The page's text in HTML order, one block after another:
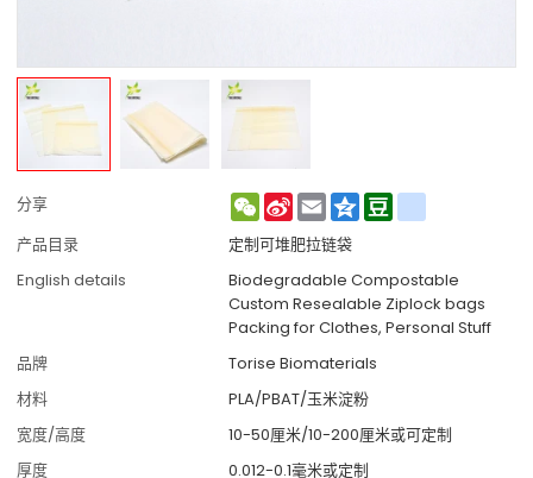
分享 WeChat
Sina
Weibo
EmailQzone
产品目录
定制可堆肥拉链袋
English details
Biodegradable Compostable
Custom Resealable Ziplock bags
Packing for Clothes, Personal Stuff
品牌
Torise Biomaterials
材料
PLA/PBAT/玉米淀粉
宽度/高度
10-50厘米/10-200厘米或可定制
厚度
0.012-0.1毫米或定制